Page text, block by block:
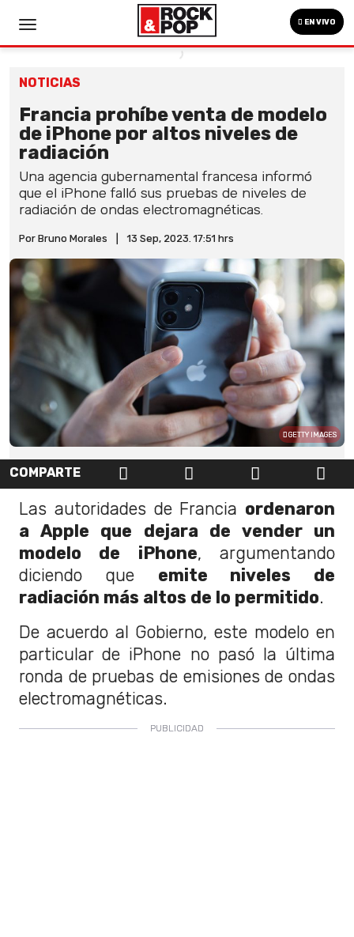
EN VIVO
NOTICIAS
Francia prohíbe venta de modelo
de iPhone por altos niveles de
radiación
Una agencia gubernamental francesa informó
que el iPhone falló sus pruebas de niveles de
radiación de ondas electromagnéticas.
Por Bruno Morales 13 Sep, 2023. 17:51 hrs
GETTY IMAGES
COMPARTE
Las autoridades de Francia ordenaron
a Apple que dejara de vender un
modelo de iPhone, argumentando
diciendo que emite niveles de
radiación más altos de lo permitido.
De acuerdo al Gobierno, este modelo en
particular de iPhone no pasó la última
ronda de pruebas de emisiones de ondas
electromagnéticas.